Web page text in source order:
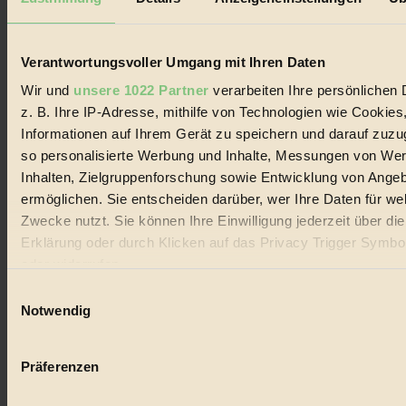
Verantwortungsvoller Umgang mit Ihren Daten
Wir und unsere 1022 Partner verarbeiten Ihre persönlichen
z. B. Ihre IP-Adresse, mithilfe von Technologien wie
Informationen auf Ihrem Gerät zu speichern und darauf
so personalisierte Werbung und Inhalte, Messungen von
Inhalten, Zielgruppenforschung sowie Entwicklung von
ermöglichen. Sie entscheiden darüber, wer Ihre Daten für
Zwecke nutzt. Sie können Ihre Einwilligung jederzeit über
Erklärung oder durch Klicken auf das Privacy Trigger
Wenn Sie es erlauben, würden wir auch gerne:
Ihr Gerät durch aktives Scannen nach bestimmten
Notwendig
Präferenzen
Biorama steht für einen nachhaltigen Lebensstil und bewussten
Lebenswandel. Es ist eine moderne Plattform für Ideen, Menschen
Handels mit Bioprodukten, des Fair-Trade sowie der Branche
alternativer Energien.
Social Media
22.601 Fans auf Facebook
3.415 Follower auf Twitter
Folge uns auf Instagram
Themen
Bio
Vegan